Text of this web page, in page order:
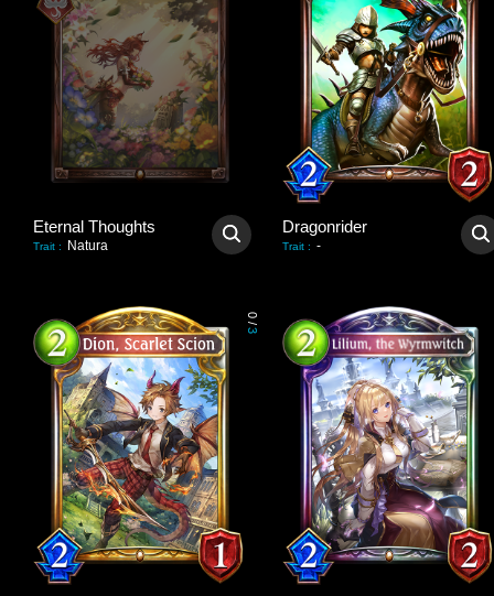
Eternal Thoughts
Trait : Natura
Dragonrider
Trait : -
0
/
3